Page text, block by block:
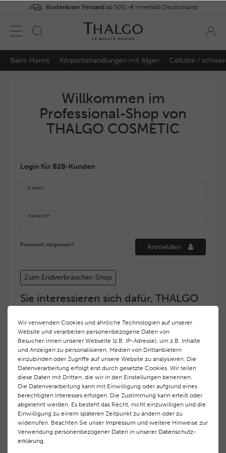
Kostenloser Versand ab 300,-€ innerhalb Deutschland
Bains Marins Körperbehandlungen mit Algen Cellulite /
Willkommen im
Professional-Shop von
THALGO COSMETIC
Login für B2B-Kunden
E-Mail*
Passwort*
Passwort vergessen? Anmelden
Zum Endverbraucher-Shop
Sie interessieren sich dafür, THALGO
COSMETIC Partner und Depositär zu
werden?
Hohe Servicequalität und ein exzellentes Markenimage
haben bei
THALGO COSMETIC oberste Priorität.
Anspruchsvollen Endverbrauchern möchten wir ein
hohes Qualitätsniveau und gleichzeitig eine
überdurchschnittliche Behandlungs- und Serviceleistung
gewährleisten. Deshalb haben wir ein selektives
Vertriebssystem eingeführt. THALGO COSMETICPartner
werden auf diese Weise wirtschaftlich unterstützt,
während Endverbrauchern eine stets gleichbleibend hohe
Dienstleistungsqualität und ein innovatives Produkt- und
Behandlungsprogramm geboten wird.
Wir verwenden Cookies und ähnliche Technologien auf unserer
Website und verarbeiten personenbezogene Daten von
Besucher:innen unserer Webseite (z.B. IP-Adresse), um z.B. Inhalte
und Anzeigen zu personalisieren, Medien von Drittanbietern
einzubinden oder Zugriffe auf unsere Website zu analysieren. Die
Datenverarbeitung erfolgt erst durch gesetzte Cookies. Wir teilen
diese Daten mit Dritten, die wir in den Einstellungen benennen.
Die Datenverarbeitung kann mit Einwilligung oder aufgrund eines
berechtigten Interesses erfolgen. Die Zustimmung kann erteilt oder
abgelehnt werden. Es besteht das Recht, nicht einzuwilligen und die
Einwilligung zu einem späteren Zeitpunkt zu ändern oder zu
widerrufen. Beachten Sie unser Impressum und weitere Hinweise zur
Verwendung personenbezogener Daten in unserer Daten­schutz­
erklärung.